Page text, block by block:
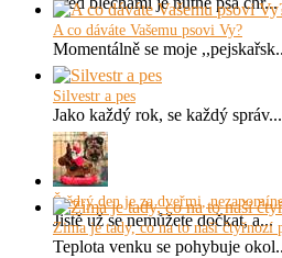
A co dáváte Vašemu psovi Vy?
Momentálně se moje
Silvestr a pes
Jako každý rok, se každý správ...
Štědrý den je za dveřmi,
Jistě už se nemůžete dočkat, a...
Zima je tady, co na to naši čtyřnozí
Teplota venku se pohybuje